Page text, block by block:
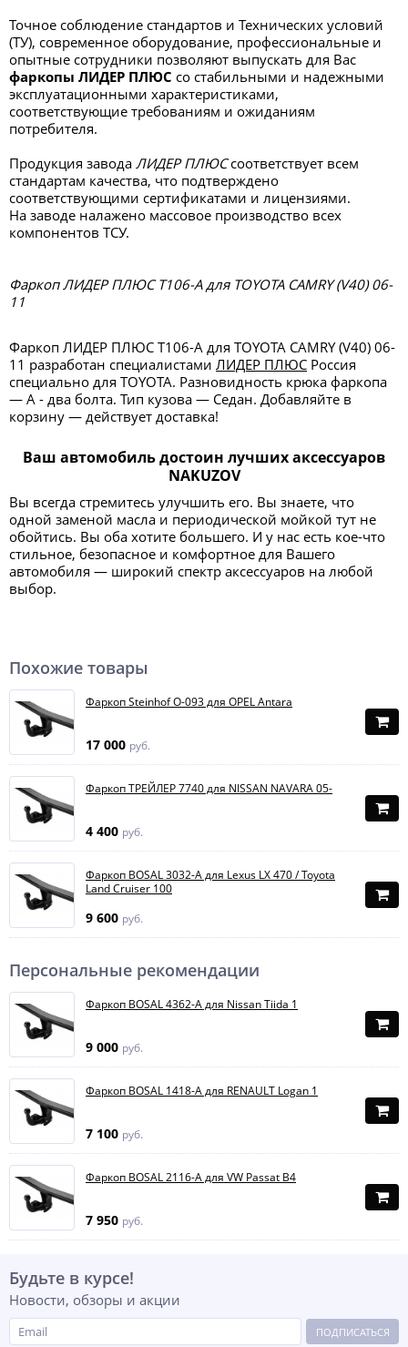
Точное соблюдение стандартов и Технических условий
(ТУ), современное оборудование, профессиональные и
опытные сотрудники позволяют выпускать для Вас
фаркопы ЛИДЕР ПЛЮС со стабильными и надежными
эксплуатационными характеристиками,
соответствующие требованиям и ожиданиям
потребителя.
Продукция завода ЛИДЕР ПЛЮСсоответствует всем
стандартам качества, что подтверждено
соответствующими сертификатами и лицензиями.
На заводе налажено массовое производство всех
компонентов ТСУ.
Фаркоп ЛИДЕР ПЛЮС T106-A для TOYOTA CAMRY (V40) 06-
11
Фаркоп ЛИДЕР ПЛЮС T106-A для TOYOTA CAMRY (V40) 06-
11 разработан специалистами ЛИДЕР ПЛЮС Россия
специально для TOYOTA. Разновидность крюка фаркопа
— А - два болта. Тип кузова — Седан. Добавляйте в
корзину — действует доставка!
Ваш автомобиль достоин лучших аксессуаров
NAKUZOV
Вы всегда стремитесь улучшить его. Вы знаете, что
одной заменой масла и периодической мойкой тут не
обойтись. Вы оба хотите большего. И у нас есть кое-что
стильное, безопасное и комфортное для Вашего
автомобиля — широкий спектр аксессуаров на любой
выбор.
Похожие товары
Фаркоп Steinhof O-093 для OPEL Antara
17 000 руб.
Фаркоп ТРЕЙЛЕР 7740 для NISSAN NAVARA 05-
4 400 руб.
Фаркоп BOSAL 3032-A для Lexus LX 470 / Toyota
Land Cruiser 100
9 600 руб.
Персональные рекомендации
Фаркоп BOSAL 4362-A для Nissan Tiida 1
9 000 руб.
Фаркоп BOSAL 1418-A для RENAULT Logan 1
7 100 руб.
Фаркоп BOSAL 2116-A для VW Passat B4
7 950 руб.
Будьте в курсе!
Новости, обзоры и акции
ПОДПИСАТЬСЯ